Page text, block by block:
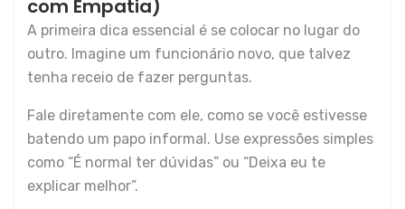
com Empatia)
A primeira dica essencial é se colocar no lugar do
outro. Imagine um funcionário novo, que talvez
tenha receio de fazer perguntas.
Fale diretamente com ele, como se você estivesse
batendo um papo informal. Use expressões simples
como “É normal ter dúvidas” ou “Deixa eu te
explicar melhor”.